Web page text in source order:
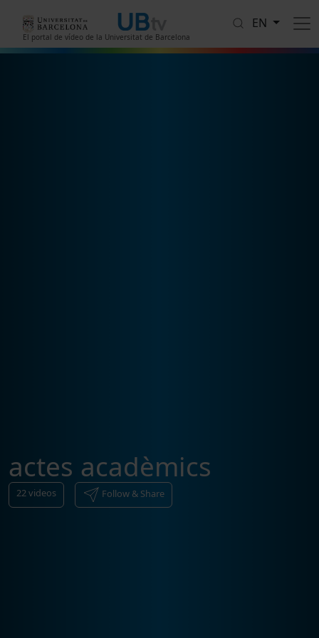
El portal de vídeo de la Universitat de Barcelona
EN
actes acadèmics
22videos Follow & Share